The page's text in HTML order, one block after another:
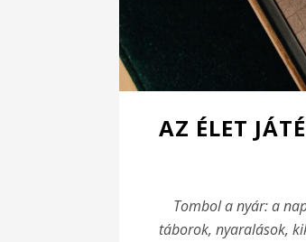
AZ ÉLET
Tombol a nyár: a
táborok, nyaralások,